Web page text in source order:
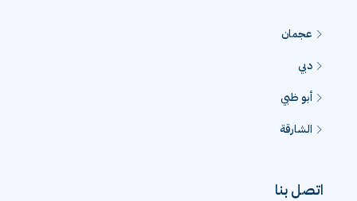
عجمان
دبي
أبو ظبي
الشارقة
اتصل بنا